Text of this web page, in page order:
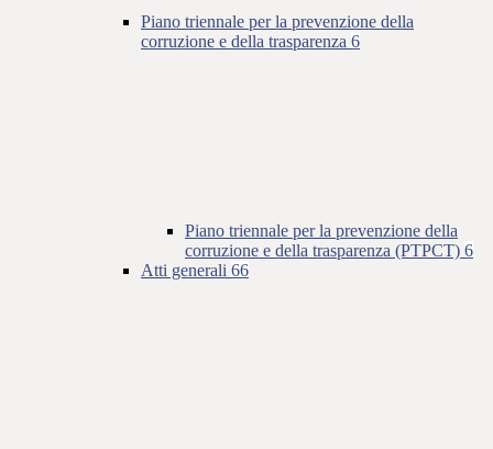
Piano triennale per la prevenzione della
corruzione e della trasparenza 6
Piano triennale per la prevenzione della
corruzione e della trasparenza (PTPCT) 6
Atti generali 66